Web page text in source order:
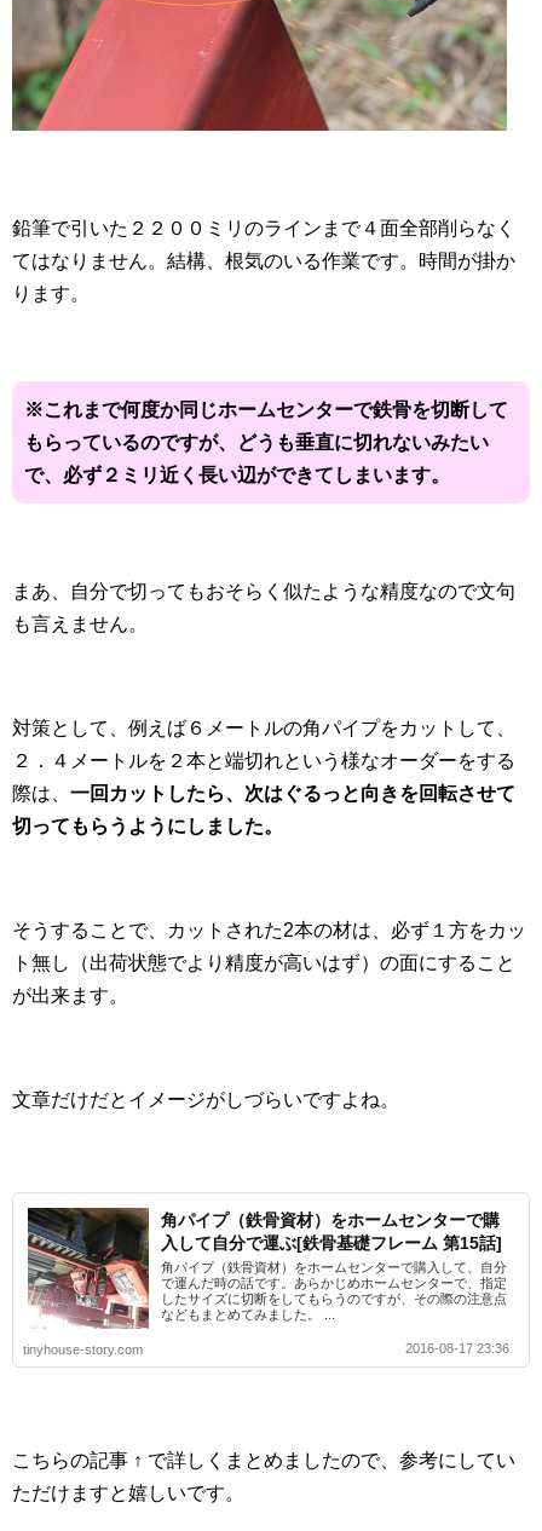
鉛筆で引いた２２００ミリのラインまで４面全部削らなく
てはなりません。結構、根気のいる作業です。時間が掛か
ります。
※これまで何度か同じホームセンターで鉄骨を切断して
もらっているのですが、
どうも垂直に切れないみたい
で、必ず２ミリ近く長い辺ができてしまいます。
まあ、自分で切ってもおそらく似たような精度なので文句
も言えません。
対策として、例えば６メートルの角パイプをカットして、
２．４メートルを２本と端切れという様なオーダーをする
際は、 一回カットしたら、次はぐるっと向きを回転させて
切ってもらうようにしました。
そうすることで、カットされた2本の材は、必ず１方をカッ
ト無し（出荷状態でより精度が高いはず）の面にすること
が出来ます。
文章だけだとイメージがしづらいですよね。
角パイプ（鉄骨資材）をホームセンターで購
入して自分で運ぶ[鉄骨基礎フレーム 第15話]
角パイプ（鉄骨資材）をホームセンターで購入して、自分
で運んだ時の話です。あらかじめホームセンターで、指定
したサイズに切断をしてもらうのですが、その際の注意点
などもまとめてみました。 ...
tinyhouse-story.com 2016-08-17 23:36
こちらの記事 ↑ で詳しくまとめましたので、参考にしてい
ただけますと嬉しいです。